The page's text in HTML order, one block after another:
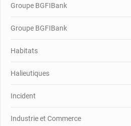
Groupe BGFIBank
Groupe BGFIBank
Habitats
Halieutiques
Incident
Industrie et Commerce